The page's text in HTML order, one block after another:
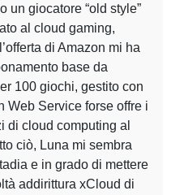
un giocatore “old style”
al cloud gaming,
di Amazon mi ha
base da
100 giochi, gestito con
Web Service forse offre i
di cloud computing al
ciò, Luna mi sembra
e in grado di mettere
addirittura xCloud di